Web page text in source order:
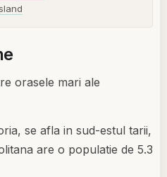
orasele mari ale
se afla in sud-estul tarii,
are o populatie de 5.3